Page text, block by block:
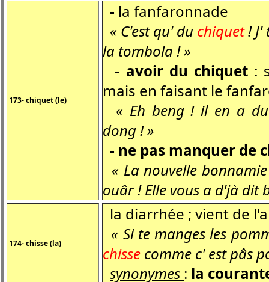
173- chiquet (le)
- la fanfaronnade
« C'est qu' du chiquet! J'
la tombola ! »
- avoir du chiquet:
mais en faisant le
« Eh beng ! il en a
dong ! »
- ne pas manquer de
« La nouvelle
ouâr ! Elle vous a d'jà dit
174- chisse (la)
la diarrhée ; vient de
« Si te manges les
chisse comme c' est pâs
synonymes : la